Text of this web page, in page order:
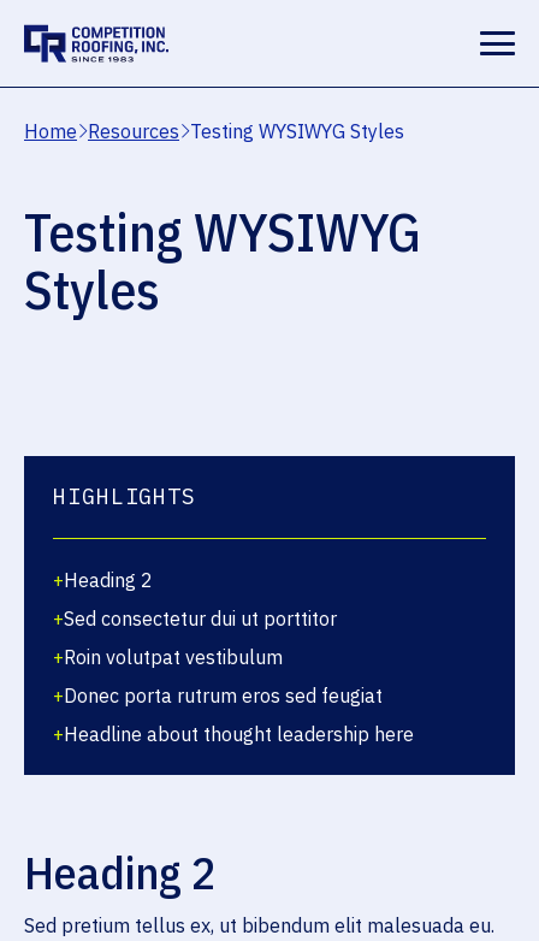
Home Resources Testing WYSIWYG Styles
Testing WYSIWYG
Styles
HIGHLIGHTS
+Heading 2
+Sed consectetur dui ut porttitor
+Roin volutpat vestibulum
+Donec porta rutrum eros sed feugiat
+Headline about thought leadership here
Heading 2
Sed pretium tellus ex, ut bibendum elit malesuada eu.